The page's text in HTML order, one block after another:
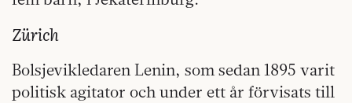
Zürich
Bolsjevikledaren Lenin, som sedan 1895 varit
politisk agitator och under ett år förvisats till